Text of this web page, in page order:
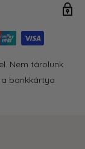
Nem tárolunk
bankkártya